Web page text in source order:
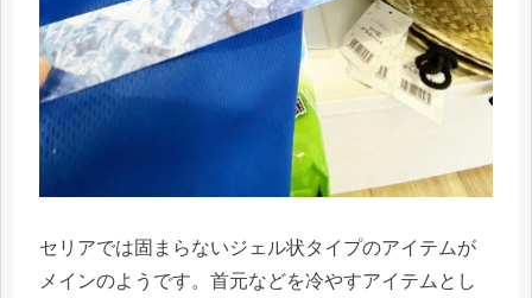
セリアでは固まらないジェル状タイプのアイテムが
メインのようです。首元などを冷やすアイテムとし